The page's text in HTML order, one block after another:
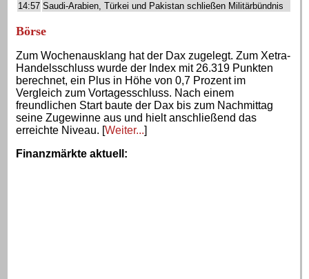
14:57 Saudi-Arabien, Türkei und Pakistan schließen Militärbündnis
Börse
Zum Wochenausklang hat der Dax zugelegt. Zum Xetra-
Handelsschluss wurde der Index mit 26.319 Punkten
berechnet, ein Plus in Höhe von 0,7 Prozent im
Vergleich zum Vortagesschluss. Nach einem
freundlichen Start baute der Dax bis zum Nachmittag
seine Zugewinne aus und hielt anschließend das
erreichte Niveau. [Weiter...]
Finanzmärkte aktuell :